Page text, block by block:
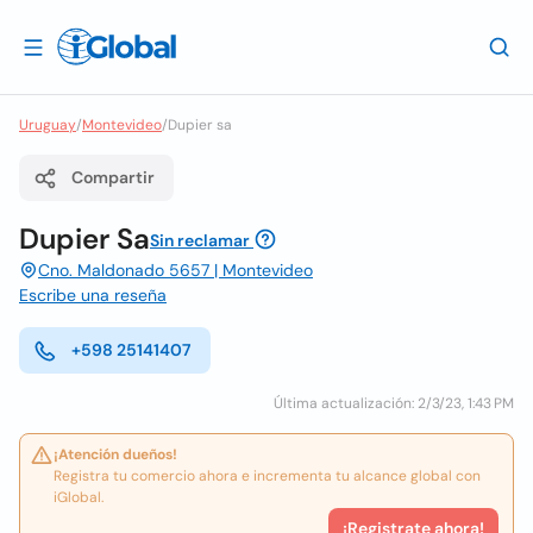
Uruguay/Montevideo/Dupier sa
Compartir
Dupier SaSin reclamar
Cno. Maldonado 5657 | Montevideo
Escribe una reseña
+598 25141407
Última actualización: 2/3/23, 1:43 PM
¡Atención dueños!
Registra tu comercio ahora e incrementa tu alcance global con
iGlobal.
¡Registrate ahora!